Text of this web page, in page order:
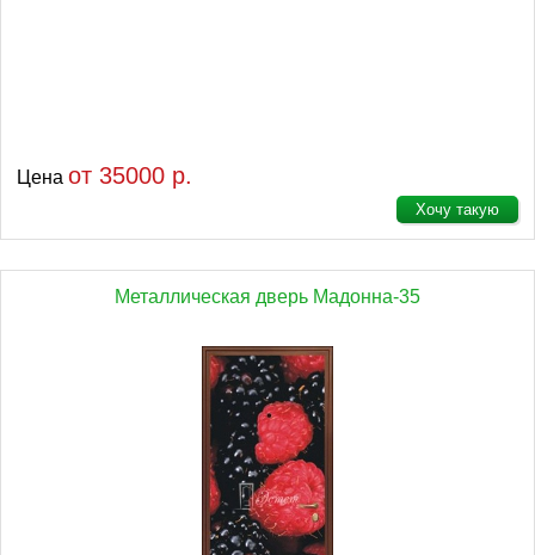
Цена от 35000 р.
Хочу такую
Металлическая дверь Мадонна-35